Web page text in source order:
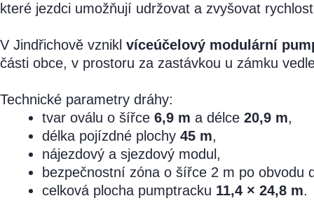
které jezdci umožňují udržovat a zvyšovat
V Jindřichově vznikl víceúčelový modulární
části obce, v prostoru za zastávkou u zámku
Technické parametry dráhy:
tvar oválu o šířce 6,9 m a délce 20,9 m,
délka pojízdné plochy 45 m,
nájezdový a sjezdový modul,
bezpečnostní zóna o šířce 2 m po obvodu
celková plocha pumptracku 11,4 × 24,8 m.